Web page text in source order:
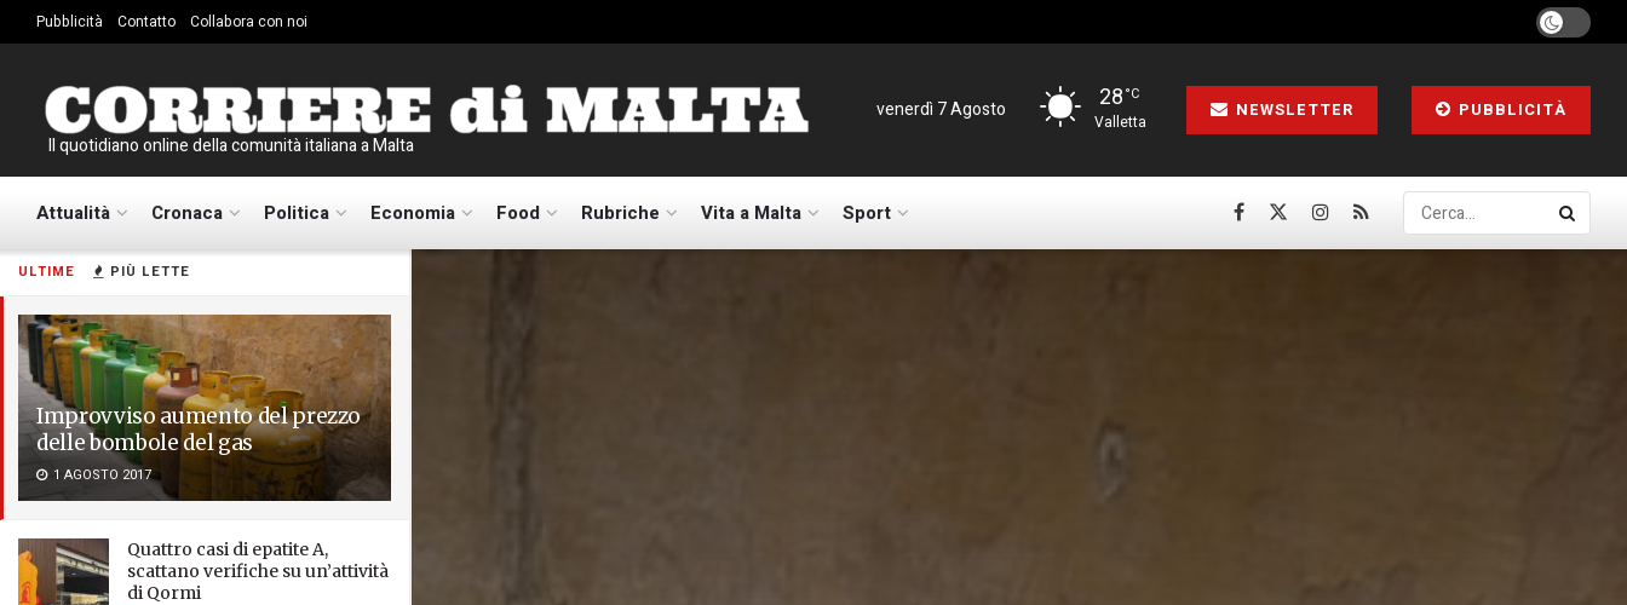
ULTIME PIÙ LETTE
Improvviso aumento del prezzo
delle bombole del gas
1 AGOSTO 2017
Quattro casi di epatite A,
scattano verifiche su un’attività
di Qormi
Pubblicità Contatto Collabora con noi
Il quotidiano online della comunità italiana a Malta
venerdì 7 Agosto 28°C
Valletta
NEWSLETTER PUBBLICITÀ
Attualità Cronaca Politica Economia Food Rubriche Vita a Malta Sport